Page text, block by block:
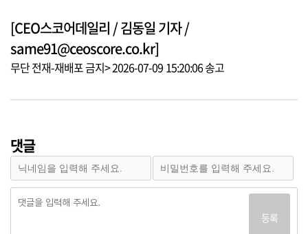
[CEO스코어데일리 / 김동일 기자 /
same91@ceoscore.co.kr]
무단 전재-재배포 금지> 2026-07-09 15:20:06 송고
댓글
등록